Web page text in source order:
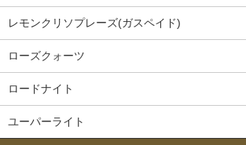
レモンクリソプレーズ(ガスペイド)
ローズクォーツ
ロードナイト
ユーパーライト